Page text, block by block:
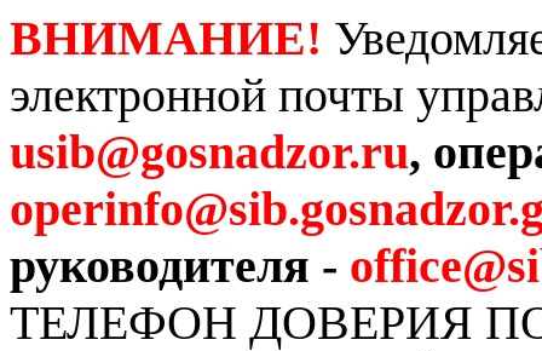
ВНИМАНИЕ!
электронной почты
usib@gosnadzor.ru,
руководителя -
ТЕЛЕФОН ДОВЕРИЯ